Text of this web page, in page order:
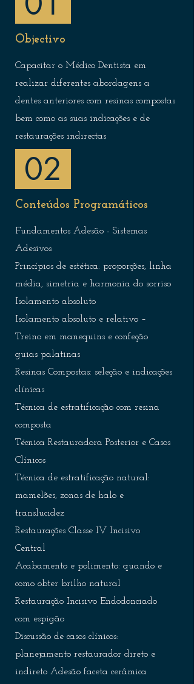
Objectivo
Capacitar o Médico Dentista em
realizar diferentes abordagens a
dentes anteriores com resinas compostas
bem como as suas indicações e de
restaurações indirectas
02
Conteúdos Programáticos
Fundamentos Adesão - Sistemas
Adesivos
Princípios de estética: proporções, linha
média, simetria e harmonia do sorriso
Isolamento absoluto
Isolamento absoluto e relativo –
Treino em manequins e confeção
guias palatinas
Resinas Compostas: seleção e indicações
clínicas
Técnica de estratificação com resina
composta
Técnica Restauradora Posterior e Casos
Clínicos
Técnica de estratificação natural:
mamelões, zonas de halo e
translucidez
Restaurações Classe IV Incisivo
Central
Acabamento e polimento: quando e
como obter brilho natural
Restauração Incisivo Endodonciado
com espigão
Discussão de casos clínicos:
planejamento restaurador direto e
indireto Adesão faceta cerâmica